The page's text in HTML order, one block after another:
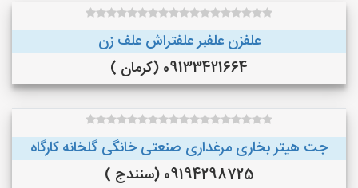
علفزن علفبر علفتراش علف زن
09133421664 (کرمان )
جت هیتر بخاری مرغداری صنعتی خانگی گلخانه کارگاه
09194298725 (سنندج )